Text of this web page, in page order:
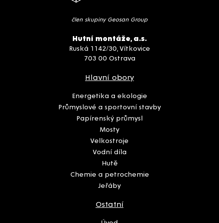
člen skupiny Geosan Group
Hutní montáže, a.s.
Ruská 1142/30, Vítkovice
703 00 Ostrava
Hlavní obory
Energetika a ekologie
Průmyslové a sportovní stavby
Papírenský průmysl
Mosty
Velkostroje
Vodní díla
Hutě
Chemie a petrochemie
Jeřáby
Ostatní